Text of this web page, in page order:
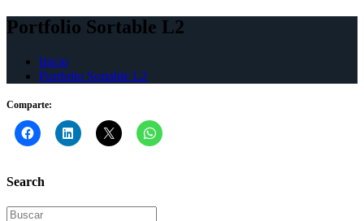
Portfolio Sortable L2
Inicio
Portfolio Sortable L2
Comparte:
Search